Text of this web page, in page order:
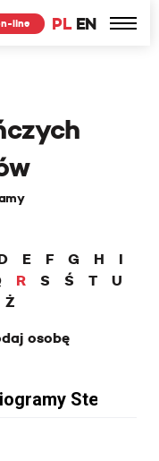
PL EN
line
E F G H
I
R S Ś T
U
Ż
osobę